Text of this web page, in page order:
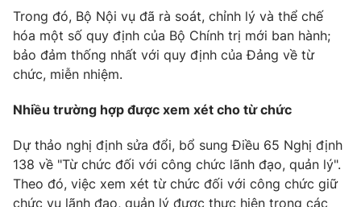
Nhân vật
Khán giả
Điện ảnh
Âm nhạc
Sao
Đời sống
Du lịch
Chất lượng cuộc sống
Giáo dục
Tuyển sinh
Học trực tuyến
Công nghệ
Hitech Công nghệ tương lai
Sản phẩm
Giao lưu trực tuyến
Trong đó, Bộ Nội vụ đã rà soát, chỉnh lý và thể chế
hóa một số quy định của Bộ Chính trị mới ban hành;
bảo đảm thống nhất với quy định của Đảng về từ
chức, miễn nhiệm.
Nhiều trường hợp được xem xét cho từ chức
Dự thảo nghị định sửa đổi, bổ sung Điều 65 Nghị định
138 về "Từ chức đối với công chức lãnh đạo, quản lý".
Theo đó, việc xem xét từ chức đối với công chức giữ
chức vụ lãnh đạo, quản lý được thực hiện trong các